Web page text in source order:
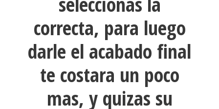
correcta, para luego
darle el acabado final
te costara un poco
mas, y quizas su